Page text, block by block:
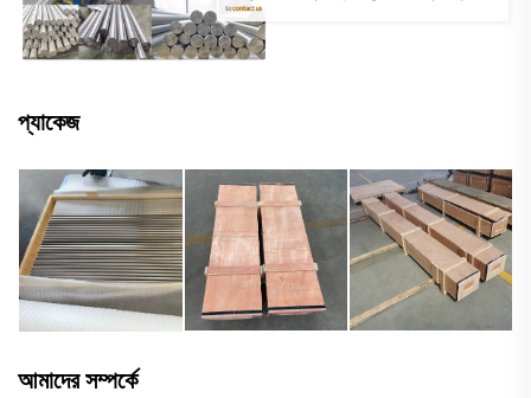
প্যাকেজ
আমাদের সম্পর্কে